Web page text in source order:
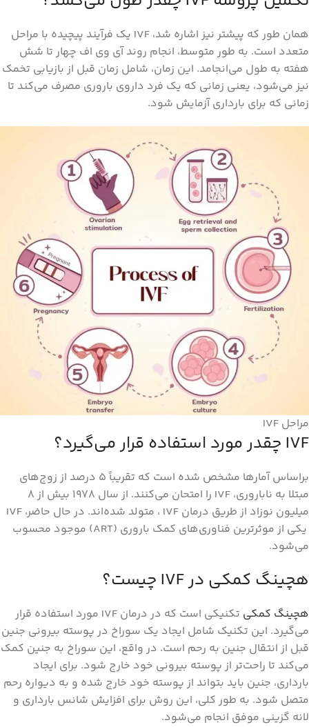
همان طور که پیشتر نیز اشاره شد، IVF یک فرآیند پیچیده با مراحل
متعدد است. به طور متوسط، انجام روند آی وی اف چهار تا شش
هفته به طول می‌انجامد. این زمان، شامل زمان قبل از بازیابی تخمک
نیز می‌شود، یعنی زمانی که یک فرد داروی باروری مصرف می‌کند تا
زمانی که برای بارداری آزمایش شود.
مراحل IVF
IVF چقدر مورد استفاده قرار می‌گیرد؟
براساس آمارها مشخص شده است که تقریباً 5 درصد از زوج‌های
مبتلا به ناباروری، IVF را امتحان می‌کنند. از سال 1978 بیش از 8
میلیون نوزاد از طریق درمان IVF ، متولد شده‌اند. در حال حاضر، IVF
یکی از موثرترین فناوری‌های کمک باروری (ART) موجود محسوب
می‌شود.
هچینگ کمکی در IVF چیست؟
هچینگ کمکی
تکنیکی است که در درمان IVF مورد استفاده قرار
می‌گیرد. این تکنیک شامل ایجاد یک سوراخ در پوسته بیرونی جنین
قبل از انتقال جنین به رحم است. در واقع، این سوراخ به جنین کمک
می‌کند تا راحت‌تر از پوسته بیرونی خود خارج شود. برای ایجاد
بارداری، جنین باید بتواند از پوسته خود خارج شده و به دیواره رحم
متصل شود. به طور کلی، این روش برای افزایش شانس بارداری و
لانه گزینی موفق انجام می‌شود.